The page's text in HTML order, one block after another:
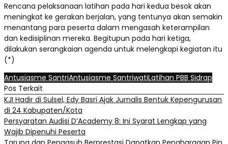
Rencana pelaksanaan latihan pada hari kedua besok akan
meningkat ke gerakan berjalan, yang tentunya akan semakin
menantang para peserta dalam mengasah keterampilan
dan kedisiplinan mereka. Begitupun pada hari ketiga,
dilakukan serangkaian agenda untuk melengkapi kegiatan itu
(*)
Antusiasme SantriAntusiasme SantriwatiLatihan PBB Sidrap
Pos Terkait
KJI Hadir di Sulsel, Edy Basri Ajak Jurnalis Bentuk Kepengurusan
di 24 Kabupaten/Kota
Persyaratan Audisi D’Academy 8: Ini Syarat Lengkap yang
Wajib Dipenuhi Peserta